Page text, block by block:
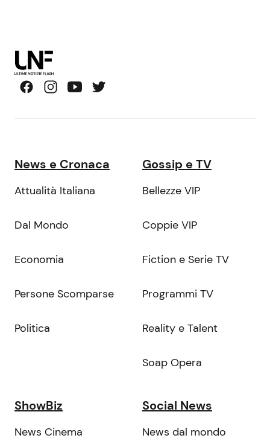
News e Cronaca
Attualità Italiana
Dal Mondo
Economia
Persone Scomparse
Politica
Gossip e TV
Bellezze VIP
Coppie VIP
Fiction e Serie TV
Programmi TV
Reality e Talent
Soap Opera
ShowBiz
News Cinema
Social News
News dal mondo